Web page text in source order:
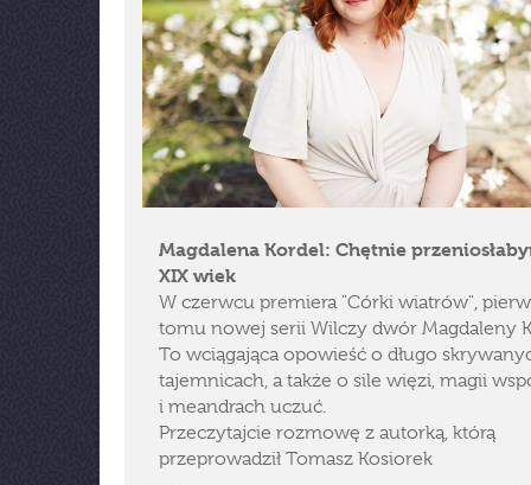
Magdalena Kordel: Chętnie
XIX wiek
W czerwcu premiera "Córki wiatrów",
tomu nowej serii Wilczy dwór Magdaleny
To wciągająca opowieść o długo
tajemnicach, a także o sile więzi, magii
i meandrach uczuć.
Przeczytajcie rozmowę z autorką, którą
przeprowadził Tomasz Kosiorek